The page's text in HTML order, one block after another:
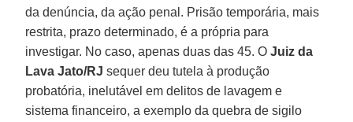
da denúncia, da ação penal. Prisão temporária, mais
restrita, prazo determinado, é a própria para
investigar. No caso, apenas duas das 45. OJuiz da
Lava Jato/RJ sequer deu tutela à produção
probatória, inelutável em delitos de lavagem e
sistema financeiro, a exemplo da quebra de sigilo